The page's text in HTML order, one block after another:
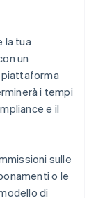
la tua
un
piattaforma
i tempi
e il
sulle
o le
di